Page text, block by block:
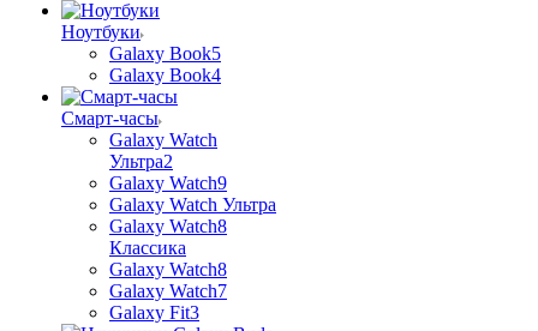
Ноутбуки
Galaxy Book5
Galaxy Book4
Смарт-часы
Galaxy Watch
Ультра2
Galaxy Watch9
Galaxy Watch Ультра
Galaxy Watch8
Классика
Galaxy Watch8
Galaxy Watch7
Galaxy Fit3